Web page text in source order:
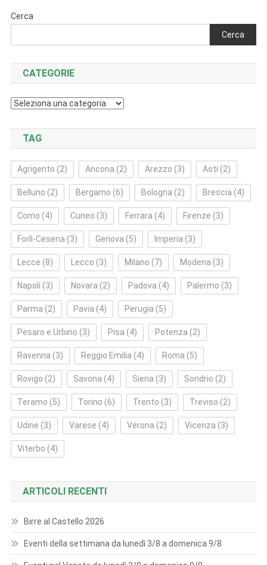
Cerca
Cerca
CATEGORIE
Categorie
TAG
Agrigento (2) Ancona (2) Arezzo (3) Asti (2)
Belluno (2) Bergamo (6) Bologna (2) Brescia (4)
Como (4) Cuneo (3) Ferrara (4) Firenze (3)
Forlì‑Cesena (3) Genova (5) Imperia (3)
Lecce (8) Lecco (3) Milano (7) Modena (3)
Napoli (3) Novara (2) Padova (4) Palermo (3)
Parma (2) Pavia (4) Perugia (5)
Pesaro e Urbino (3) Pisa (4) Potenza (2)
Ravenna (3) Reggio Emilia (4) Roma (5)
Rovigo (2) Savona (4) Siena (3) Sondrio (2)
Teramo (5) Torino (6) Trento (3) Treviso (2)
Udine (3) Varese (4) Verona (2) Vicenza (3)
Viterbo (4)
ARTICOLI RECENTI
Birre al Castello 2026
Eventi della settimana da lunedì 3/8 a domenica 9/8